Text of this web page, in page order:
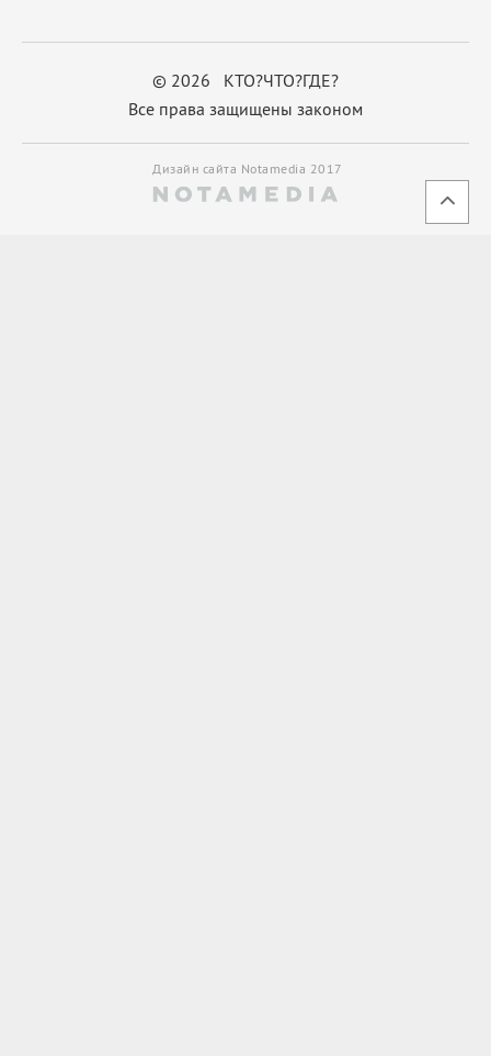
© 2026 КТО?ЧТО?ГДЕ?
Все права защищены законом
Дизайн сайта Notamedia 2017